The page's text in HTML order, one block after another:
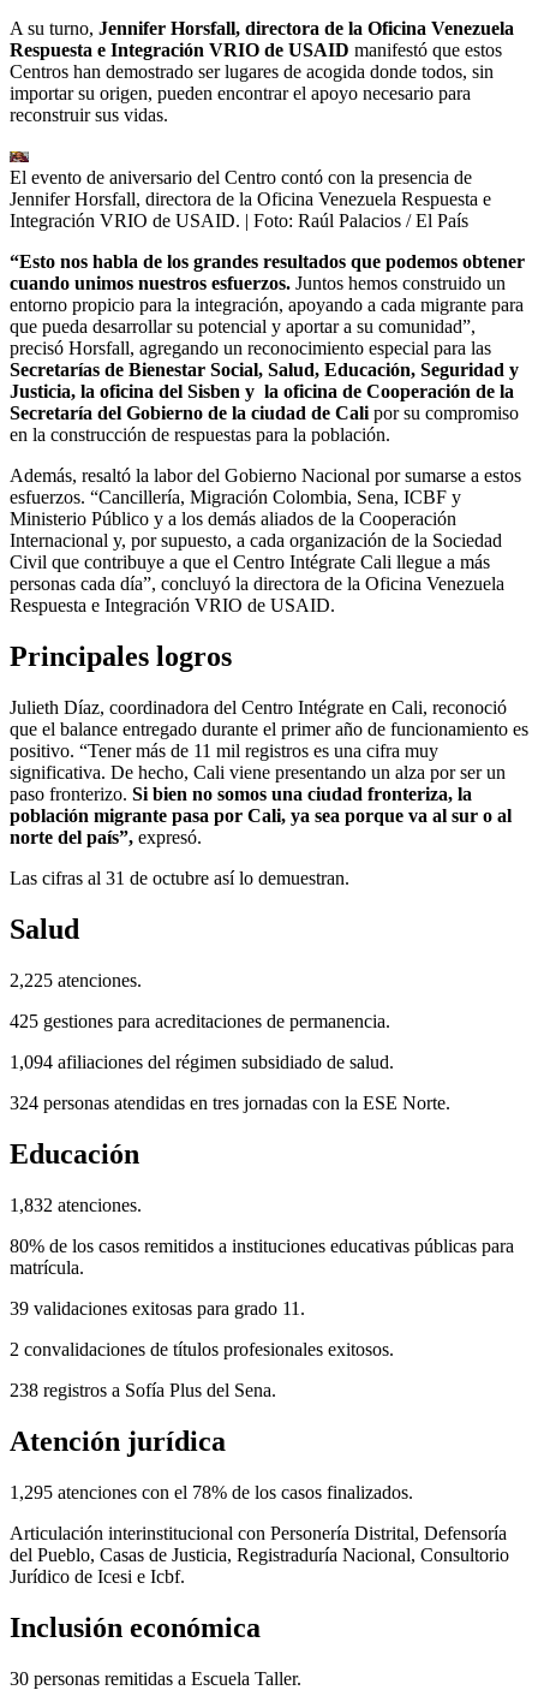
A su turno, Jennifer Horsfall, directora de la Oficina Venezuela
Respuesta e Integración VRIO de USAID manifestó que estos
Centros han demostrado ser lugares de acogida donde todos, sin
importar su origen, pueden encontrar el apoyo necesario para
reconstruir sus vidas.
El evento de aniversario del Centro contó con la presencia de
Jennifer Horsfall, directora de la Oficina Venezuela Respuesta e
Integración VRIO de USAID. | Foto: Raúl Palacios / El País
“Esto nos habla de los grandes resultados que podemos obtener
cuando unimos nuestros esfuerzos. Juntos hemos construido un
entorno propicio para la integración, apoyando a cada migrante para
que pueda desarrollar su potencial y aportar a su comunidad”,
precisó Horsfall, agregando un reconocimiento especial para las
Secretarías de Bienestar Social, Salud, Educación, Seguridad y
Justicia, la oficina del Sisben y la oficina de Cooperación de la
Secretaría del Gobierno de la ciudad de Calipor su compromiso
en la construcción de respuestas para la población.
Además, resaltó la labor del Gobierno Nacional por sumarse a estos
esfuerzos. “Cancillería, Migración Colombia, Sena, ICBF y
Ministerio Público y a los demás aliados de la Cooperación
Internacional y, por supuesto, a cada organización de la Sociedad
Civil que contribuye a que el Centro Intégrate Cali llegue a más
personas cada día”, concluyó la directora de la Oficina Venezuela
Respuesta e Integración VRIO de USAID.
Principales logros
Julieth Díaz, coordinadora del Centro Intégrate en Cali, reconoció
que el balance entregado durante el primer año de funcionamiento es
positivo. “Tener más de 11 mil registros es una cifra muy
significativa. De hecho, Cali viene presentando un alza por ser un
paso fronterizo. Si bien no somos una ciudad fronteriza, la
población migrante pasa por Cali, ya sea porque va al sur o al
norte del país”, expresó.
Las cifras al 31 de octubre así lo demuestran.
Salud
2,225 atenciones.
425 gestiones para acreditaciones de permanencia.
1,094 afiliaciones del régimen subsidiado de salud.
324 personas atendidas en tres jornadas con la ESE Norte.
Educación
1,832 atenciones.
80% de los casos remitidos a instituciones educativas públicas para
matrícula.
39 validaciones exitosas para grado 11.
2 convalidaciones de títulos profesionales exitosos.
238 registros a Sofía Plus del Sena.
Atención jurídica
1,295 atenciones con el 78% de los casos finalizados.
Articulación interinstitucional con Personería Distrital, Defensoría
del Pueblo, Casas de Justicia, Registraduría Nacional, Consultorio
Jurídico de Icesi e Icbf.
Inclusión económica
30 personas remitidas a Escuela Taller.